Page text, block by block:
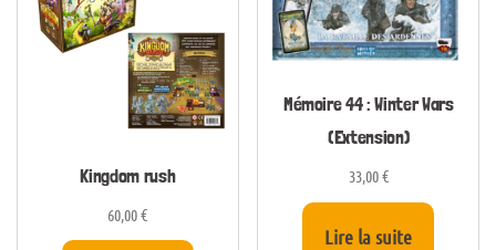
Kingdom rush
60,00€
Mémoire 44 : Winter Wars
(Extension)
33,00€
Lire la suite